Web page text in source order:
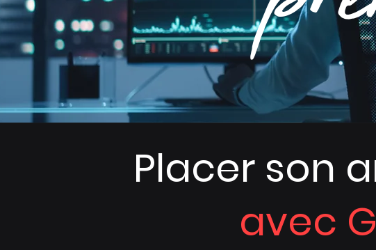
avec
Placer son